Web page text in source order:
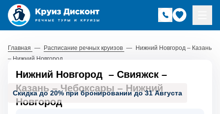
Главная — Расписание речных круизов — Нижний Новгород – Казань
– Нижний Новгород
Скидка до 20% при бронировании до 31 Августа
Нижний Новгород – Свияжск –
Казань–Чебоксары – Нижний
Новгород